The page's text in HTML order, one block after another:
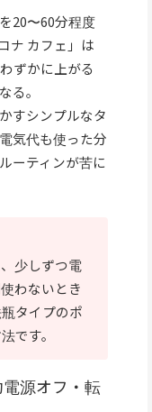
20〜60分程度
ナ カフェ」は
ずかに上がる
る。
すシンプルなタ
気代も使った分
ーティンが苦に
少しずつ電
わないとき
タイプのポ
です。
源オフ・転